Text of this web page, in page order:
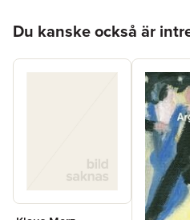
Du kanske också är